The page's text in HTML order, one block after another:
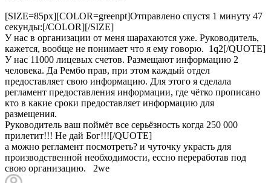
[SIZE=85px][COLOR=greenpt]Отправлено спустя 1 минуту 47
секунды:[/COLOR][/SIZE]
У нас в организации от меня шарахаются уже. Руководитель,
кажется, вообще не понимает что я ему говорю. 1q2[/QUOTE]
У нас 11000 лицевых счетов. Размещают информацию 2
человека. Да Рембо прав, при этом каждый отдел
предоставляет свою информацию. Для этого я сделала
регламент предоставления информации, где чётко прописано
кто в какие сроки предоставляет информацию для
размещения.
Руководитель ваш поймёт все серьёзность когда 250 000
прилетит!!! Не дай Бог!!![/QUOTE]
а можно регламент посмотреть? и чуточку украсть для
производственной необходимости, ессно переработав под
свою организацию. 2we